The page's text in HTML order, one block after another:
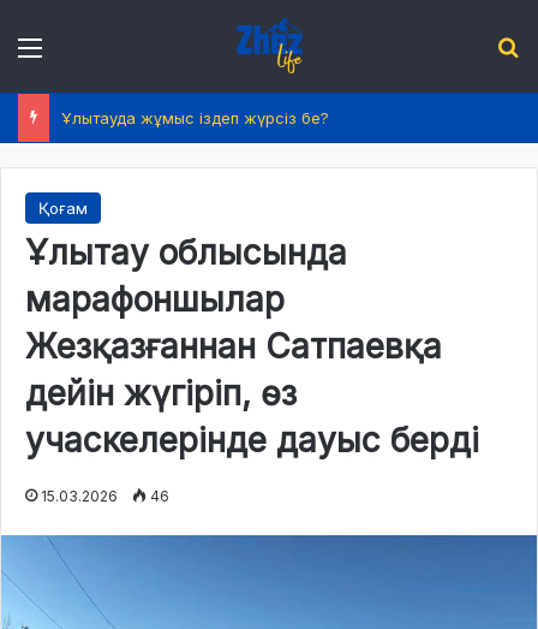
Ұлытауда жұмыс іздеп жүрсіз бе?
Қоғам
Ұлытау облысында
марафоншылар
Жезқазғаннан Сатпаевқа
дейін жүгіріп, өз
учаскелерінде дауыс берді
15.03.2026 46